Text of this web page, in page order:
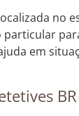
no
particular
em
BR